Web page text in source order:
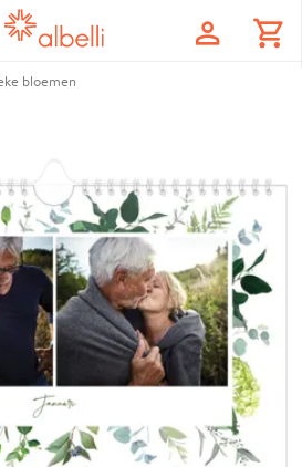
profile shopping_cart
bloemen